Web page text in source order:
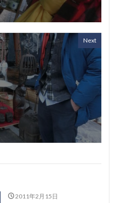
Next
2011年2月15日